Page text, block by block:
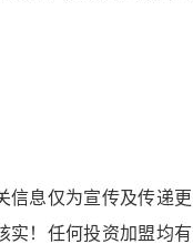
信息仅为宣传及传递更
实！任何投资加盟均有